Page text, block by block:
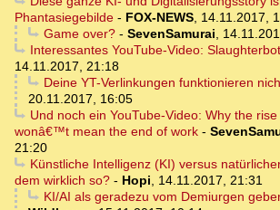
Phantasiegebilde - FOX-NEWS, 14.11.2017,
Game over?- SevenSamurai,
Interessantes YouTube-Video:
14.11.2017, 21:18
Deine YT-Verlinkungen funktionieren
20.11.2017, 16:05
Und noch ein YouTube-Video: Why the
wonâ€™t mean the end of work -
21:20
Künstliche Intelligenz (KI) versus
dem wirklich so? - Hopi, 14.11.2017, 21:31
KI/AI als geradezu vom Demiurgen